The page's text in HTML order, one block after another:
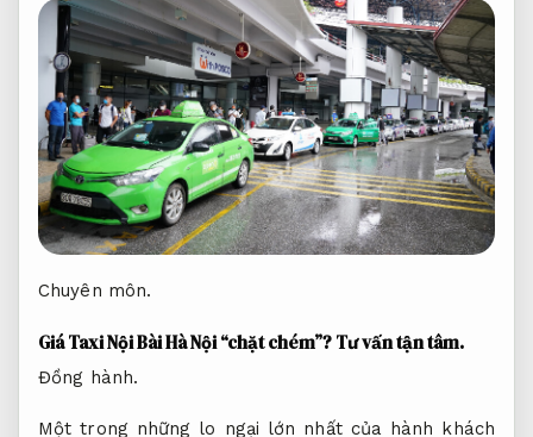
Chuyên môn.
Giá Taxi Nội Bài Hà Nội “chặt chém”?Tư vấn tận tâm.
Đồng hành.
Một trong những lo ngại lớn nhất của hành khách